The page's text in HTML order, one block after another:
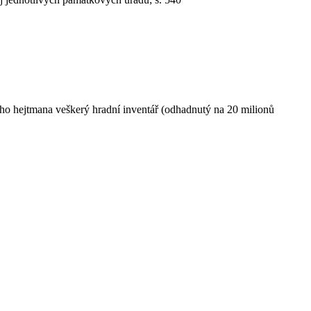
hejtmana veškerý hradní inventář (odhadnutý na 20 milionů